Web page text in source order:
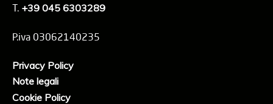
T. +39 045 6303289
P.iva 03062140235
Privacy Policy
Note legali
Cookie Policy